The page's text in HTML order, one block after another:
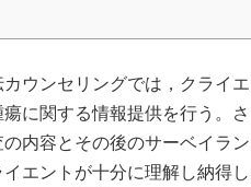
ウンセリングでは，クライ
に関する情報提供を行う。
内容とその後のサーベイラ
エントが十分に理解し納得